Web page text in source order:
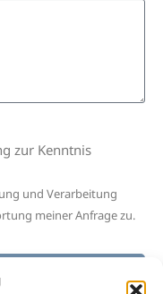
zur Kenntnis
und Verarbeitung
meiner Anfrage zu.